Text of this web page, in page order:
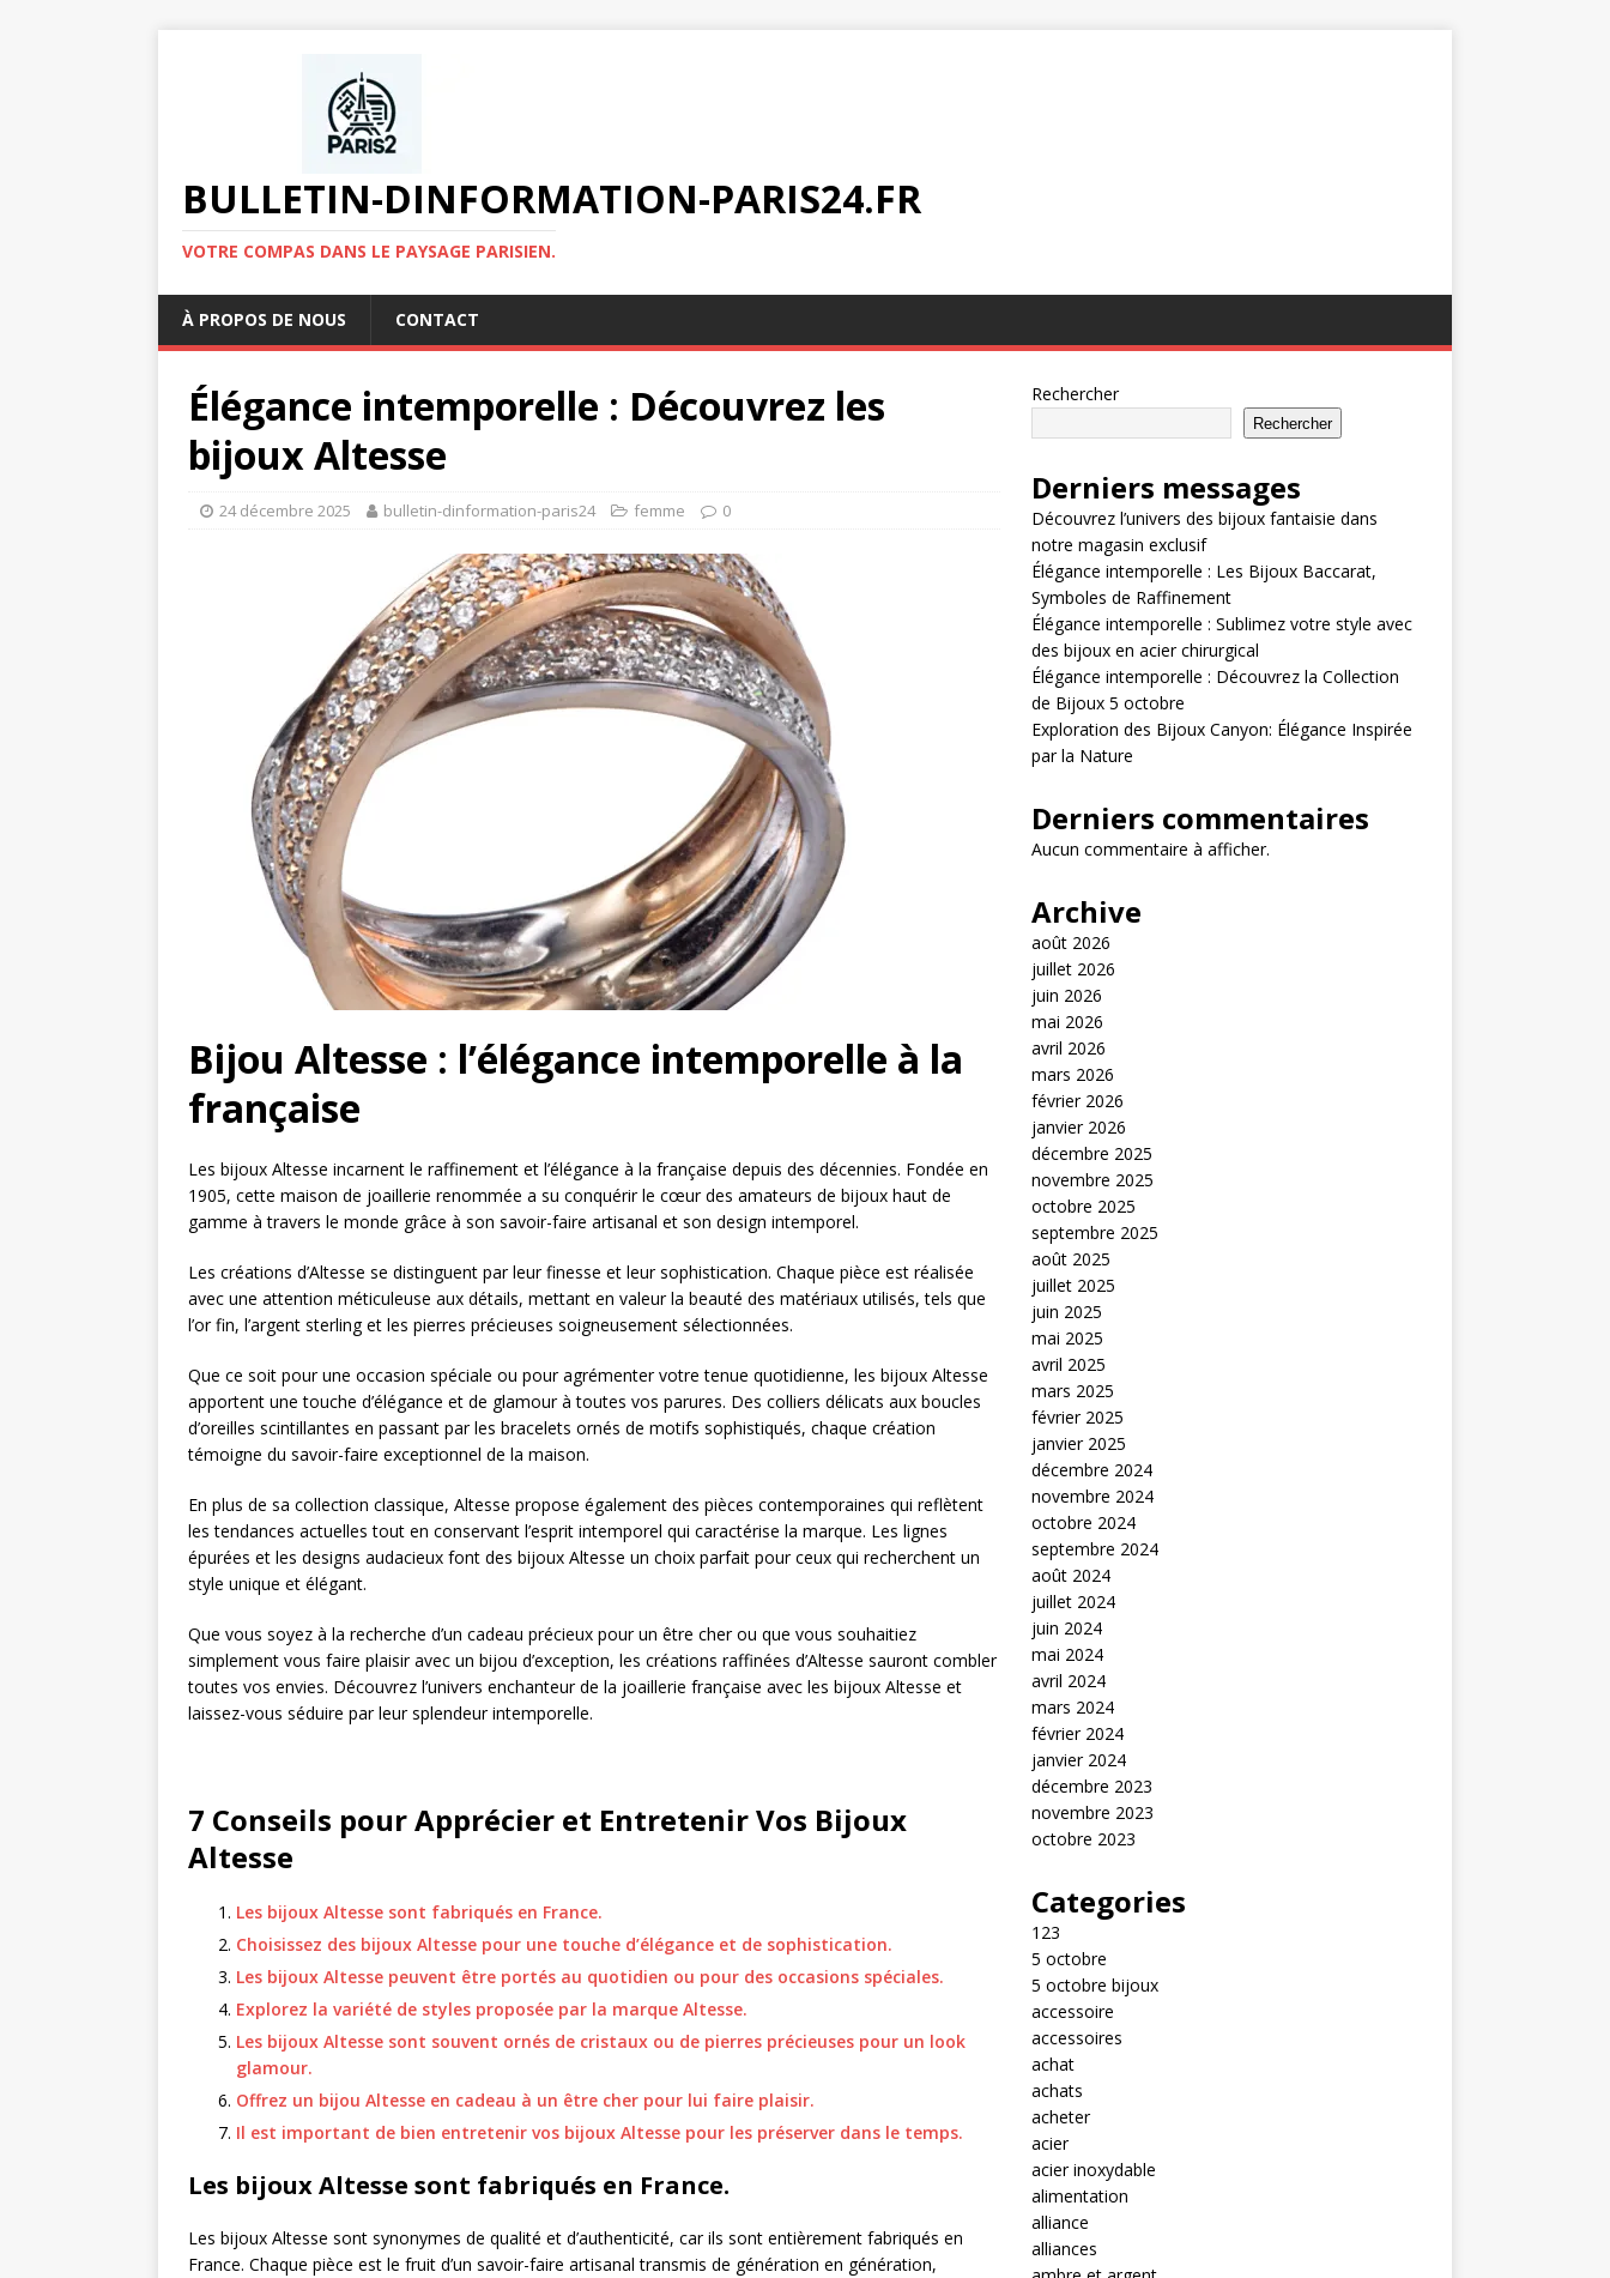
BULLETIN-DINFORMATION-PARIS24.FR
VOTRE COMPAS DANS LE PAYSAGE PARISIEN.
À PROPOS DE NOUS CONTACT
Élégance intemporelle : Découvrez les
bijoux Altesse
24 décembre 2025 bulletin-dinformation-paris24 femme 0
Bijou Altesse : l’élégance intemporelle à la
française
Les bijoux Altesse incarnent le raffinement et l’élégance à la française depuis des décennies. Fondée en
1905, cette maison de joaillerie renommée a su conquérir le cœur des amateurs de bijoux haut de
gamme à travers le monde grâce à son savoir-faire artisanal et son design intemporel.
Les créations d’Altesse se distinguent par leur finesse et leur sophistication. Chaque pièce est réalisée
avec une attention méticuleuse aux détails, mettant en valeur la beauté des matériaux utilisés, tels que
l’or fin, l’argent sterling et les pierres précieuses soigneusement sélectionnées.
Que ce soit pour une occasion spéciale ou pour agrémenter votre tenue quotidienne, les bijoux Altesse
apportent une touche d’élégance et de glamour à toutes vos parures. Des colliers délicats aux boucles
d’oreilles scintillantes en passant par les bracelets ornés de motifs sophistiqués, chaque création
témoigne du savoir-faire exceptionnel de la maison.
En plus de sa collection classique, Altesse propose également des pièces contemporaines qui reflètent
les tendances actuelles tout en conservant l’esprit intemporel qui caractérise la marque. Les lignes
épurées et les designs audacieux font des bijoux Altesse un choix parfait pour ceux qui recherchent un
style unique et élégant.
Que vous soyez à la recherche d’un cadeau précieux pour un être cher ou que vous souhaitiez
simplement vous faire plaisir avec un bijou d’exception, les créations raffinées d’Altesse sauront combler
toutes vos envies. Découvrez l’univers enchanteur de la joaillerie française avec les bijoux Altesse et
laissez-vous séduire par leur splendeur intemporelle.
7 Conseils pour Apprécier et Entretenir Vos Bijoux
Altesse
Les bijoux Altesse sont fabriqués en France.
Choisissez des bijoux Altesse pour une touche d’élégance et de sophistication.
Les bijoux Altesse peuvent être portés au quotidien ou pour des occasions spéciales.
Explorez la variété de styles proposée par la marque Altesse.
Les bijoux Altesse sont souvent ornés de cristaux ou de pierres précieuses pour un look
glamour.
Offrez un bijou Altesse en cadeau à un être cher pour lui faire plaisir.
Il est important de bien entretenir vos bijoux Altesse pour les préserver dans le temps.
Les bijoux Altesse sont fabriqués en France.
Les bijoux Altesse sont synonymes de qualité et d’authenticité, car ils sont entièrement fabriqués en
France. Chaque pièce est le fruit d’un savoir-faire artisanal transmis de génération en génération,
Rechercher
Rechercher
Derniers messages
Découvrez l’univers des bijoux fantaisie dans
notre magasin exclusif
Élégance intemporelle : Les Bijoux Baccarat,
Symboles de Raffinement
Élégance intemporelle : Sublimez votre style avec
des bijoux en acier chirurgical
Élégance intemporelle : Découvrez la Collection
de Bijoux 5 octobre
Exploration des Bijoux Canyon: Élégance Inspirée
par la Nature
Derniers commentaires
Aucun commentaire à afficher.
Archive
août 2026
juillet 2026
juin 2026
mai 2026
avril 2026
mars 2026
février 2026
janvier 2026
décembre 2025
novembre 2025
octobre 2025
septembre 2025
août 2025
juillet 2025
juin 2025
mai 2025
avril 2025
mars 2025
février 2025
janvier 2025
décembre 2024
novembre 2024
octobre 2024
septembre 2024
août 2024
juillet 2024
juin 2024
mai 2024
avril 2024
mars 2024
février 2024
janvier 2024
décembre 2023
novembre 2023
octobre 2023
Categories
123
5 octobre
5 octobre bijoux
accessoire
accessoires
achat
achats
acheter
acier
acier inoxydable
alimentation
alliance
alliances